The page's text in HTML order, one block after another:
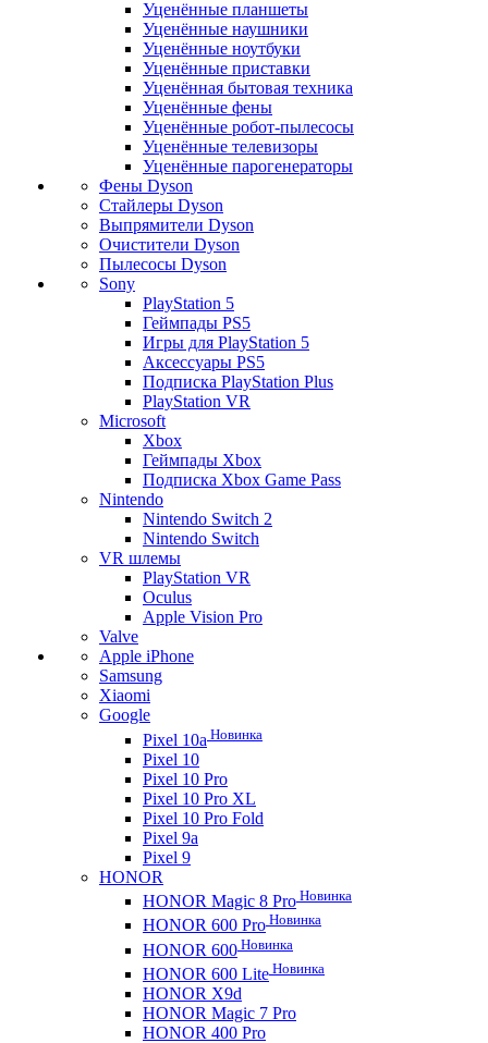
Уценённые планшеты
Уценённые наушники
Уценённые ноутбуки
Уценённые приставки
Уценённая бытовая техника
Уценённые фены
Уценённые робот-пылесосы
Уценённые телевизоры
Уценённые парогенераторы
Фены Dyson
Стайлеры Dyson
Выпрямители Dyson
Очистители Dyson
Пылесосы Dyson
Sony
PlayStation 5
Геймпады PS5
Игры для PlayStation 5
Аксессуары PS5
Подписка PlayStation Plus
PlayStation VR
Microsoft
Xbox
Геймпады Xbox
Подписка Xbox Game Pass
Nintendo
Nintendo Switch 2
Nintendo Switch
VR шлемы
PlayStation VR
Oculus
Apple Vision Pro
Valve
Apple iPhone
Samsung
Xiaomi
Google
Pixel 10a Новинка
Pixel 10
Pixel 10 Pro
Pixel 10 Pro XL
Pixel 10 Pro Fold
Pixel 9a
Pixel 9
HONOR
HONOR Magic 8 Pro Новинка
HONOR 600 Pro Новинка
HONOR 600 Новинка
HONOR 600 Lite Новинка
HONOR X9d
HONOR Magic 7 Pro
HONOR 400 Pro